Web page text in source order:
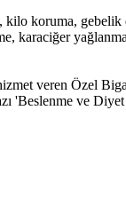
koruma, gebelik
karaciğer
veren Özel